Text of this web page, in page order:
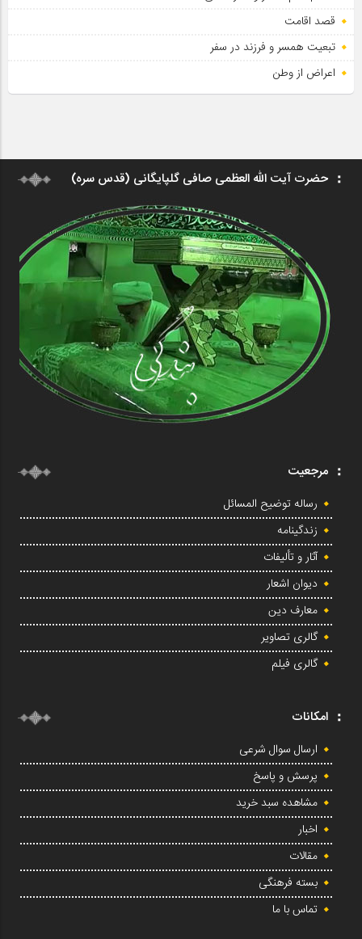
قصد اقامت
تبعیت همسر و فرزند در سفر
اعراض از وطن
حضرت آیت الله العظمی صافی گلپایگانی (قدس سره)
مرجعیت
رساله توضیح المسائل
زندگینامه
آثار و تألیفات
دیوان اشعار
معارف دین
گالری تصاویر
گالری فیلم
امکانات
ارسال سوال شرعی
پرسش و پاسخ
مشاهده سبد خرید
اخبار
مقالات
بسته فرهنگی
تماس با ما